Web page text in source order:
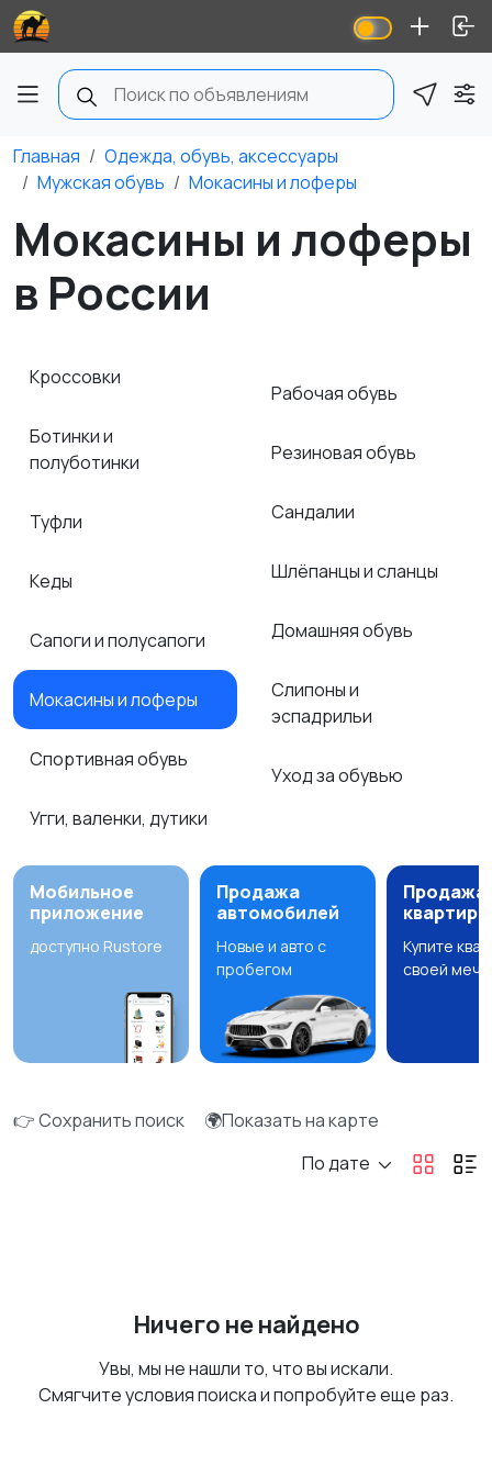
Главная
Одежда, обувь, аксессуары
Мужская обувь
Мокасины и лоферы
Мокасины и лоферы
в России
Кроссовки
Ботинки и
полуботинки
Туфли
Кеды
Сапоги и полусапоги
Мокасины и лоферы
Спортивная обувь
Угги, валенки, дутики
Рабочая обувь
Резиновая обувь
Сандалии
Шлёпанцы и сланцы
Домашняя обувь
Слипоны и
эспадрильи
Уход за обувью
Мобильное
приложение
доступно Rustore
Продажа
автомобилей
Новые и авто с
пробегом
Продажа
квартир
Купите
своей
👉 Сохранить поиск
🌍Показать на карте
По дате
Ничего не найдено
Увы, мы не нашли то, что вы искали.
Смягчите условия поиска и попробуйте еще раз.